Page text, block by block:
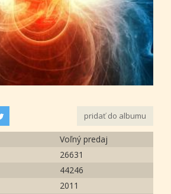
pridať do albumu
Voľný predaj
26631
44246
2011